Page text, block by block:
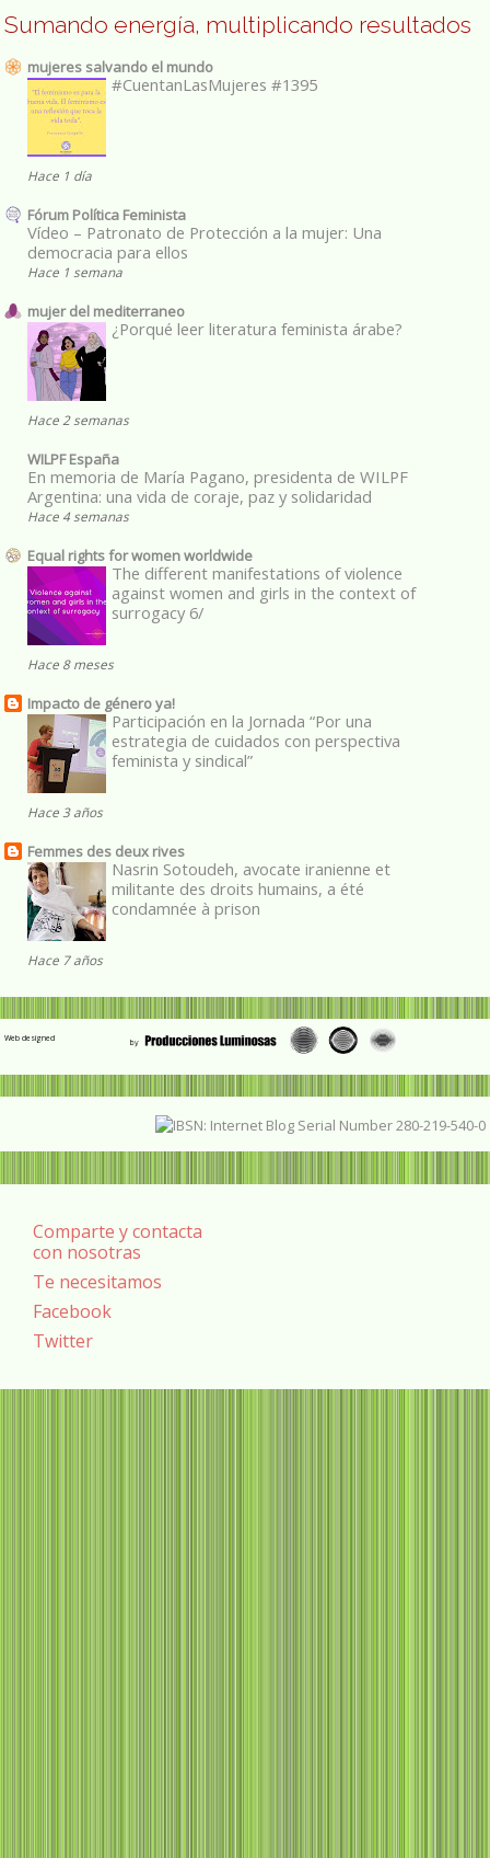
Sumando energía, multiplicando resultados
mujeres salvando el mundo
#CuentanLasMujeres #1395
Hace 1 día
Fórum Política Feminista
Vídeo – Patronato de Protección a la mujer: Una
democracia para ellos
Hace 1 semana
mujer del mediterraneo
¿Porqué leer literatura feminista árabe?
Hace 2 semanas
WILPF España
En memoria de María Pagano, presidenta de WILPF
Argentina: una vida de coraje, paz y solidaridad
Hace 4 semanas
Equal rights for women worldwide
The different manifestations of violence
against women and girls in the context of
surrogacy 6/
Hace 8 meses
Impacto de género ya!
Participación en la Jornada “Por una
estrategia de cuidados con perspectiva
feminista y sindical”
Hace 3 años
Femmes des deux rives
Nasrin Sotoudeh, avocate iranienne et
militante des droits humains, a été
condamnée à prison
Hace 7 años
Web designed
Comparte y contacta
con nosotras
Te necesitamos
Facebook
Twitter